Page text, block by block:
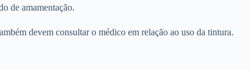
de amamentação.
devem consultar o médico em relação ao uso da tintura.